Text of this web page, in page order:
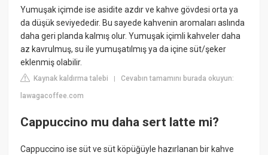
Yumuşak içimde ise asidite azdır ve kahve gövdesi orta ya
da düşük seviyededir. Bu sayede kahvenin aromaları aslında
daha geri planda kalmış olur. Yumuşak içimli kahveler daha
az kavrulmuş, su ile yumuşatılmış ya da içine süt/şeker
eklenmiş olabilir.
Kaynak kaldırma talebi |Cevabın tamamını burada okuyun:
lawagacoffee.com
Cappuccino mu daha sert latte mi?
Cappuccino ise süt ve süt köpüğüyle hazırlanan bir kahve